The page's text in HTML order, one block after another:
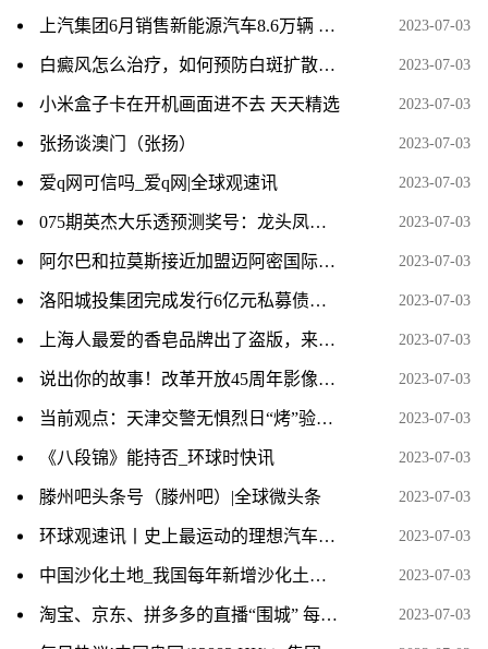
上汽集团6月销售新能源汽车8.6万辆 环比增长13.1% 2023-07-03
​白癜风怎么治疗，如何预防白斑扩散？_每日快报 2023-07-03
小米盒子卡在开机画面进不去 天天精选 2023-07-03
张扬谈澳门（张扬） 2023-07-03
爱q网可信吗_爱q网|全球观速讯 2023-07-03
075期英杰大乐透预测奖号：龙头凤尾推荐_环球快消息 2023-07-03
阿尔巴和拉莫斯接近加盟迈阿密国际联手梅西 2023-07-03
洛阳城投集团完成发行6亿元私募债，票面利率3.93％-今头条 2023-07-03
上海人最爱的香皂品牌出了盗版，来头还不小？ 世界微动态 2023-07-03
说出你的故事！改革开放45周年影像作品征集活动火热开启！ 当前动态 2023-07-03
当前观点：天津交警无惧烈日“烤”验值守一线 夏日最美“警”色 守护出行平安 2023-07-03
《八段锦》能持否_环球时快讯 2023-07-03
滕州吧头条号（滕州吧）|全球微头条 2023-07-03
环球观速讯丨史上最运动的理想汽车来了：Pro、Max车型将推更运动悬架模式 2023-07-03
中国沙化土地_我国每年新增沙化土地面积约多少平方公里 2023-07-03
淘宝、京东、拼多多的直播“围城” 每日报道 2023-07-03